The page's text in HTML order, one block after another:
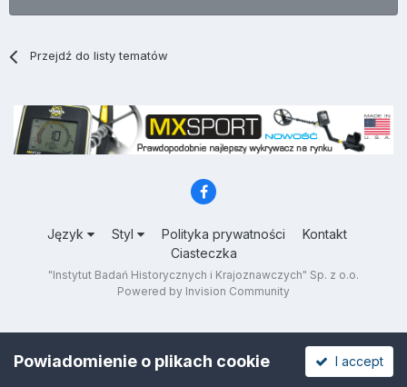
Przejdź do listy tematów
Język Styl Polityka prywatności
Kontakt
Ciasteczka
"Instytut Badań Historycznych i Krajoznawczych" Sp. z o.o.
Powered by Invision Community
Powiadomienie o plikach cookie I accept